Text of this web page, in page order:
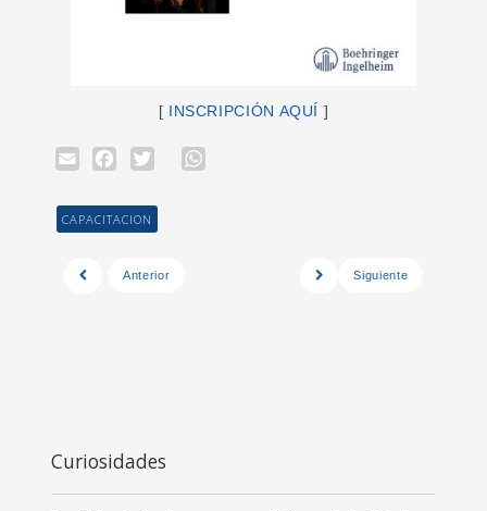
[ INSCRIPCIÓN AQUÍ ]
EmailFacebook
Twitter
CAPACITACION
Anterior Siguiente
Curiosidades